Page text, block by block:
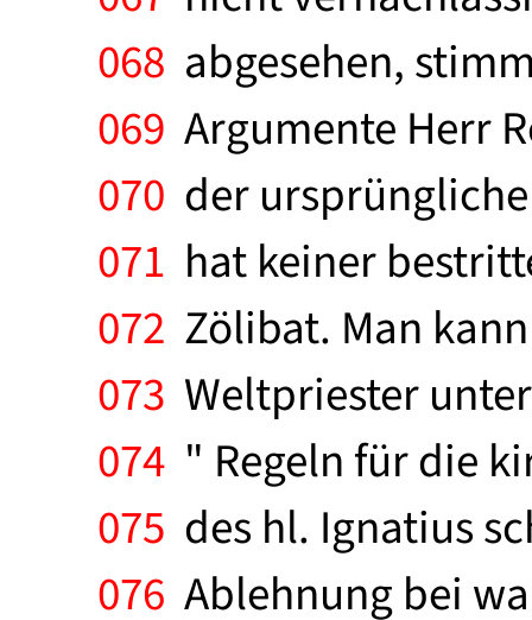
068 abgesehen,
069 Argumente Herr
070 der
071 hat keiner
072 Zölibat. Man
073 Weltpriester
074 " Regeln für die
075 des hl. Ignatius
076 Ablehnung bei